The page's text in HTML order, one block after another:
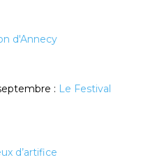
d'Annecy
: Le Festival
d’artifice